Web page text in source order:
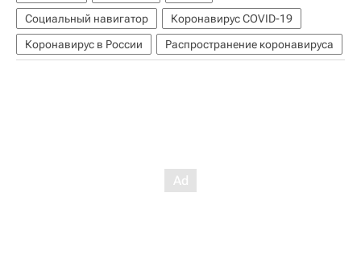
Социальный навигатор
Коронавирус COVID-19
Коронавирус в России
Распространение коронавируса